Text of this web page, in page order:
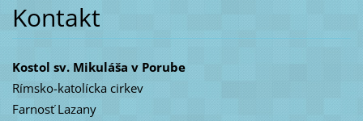
Kontakt
Kostol sv. Mikuláša v Porube
Rímsko-katolícka cirkev
Farnosť Lazany